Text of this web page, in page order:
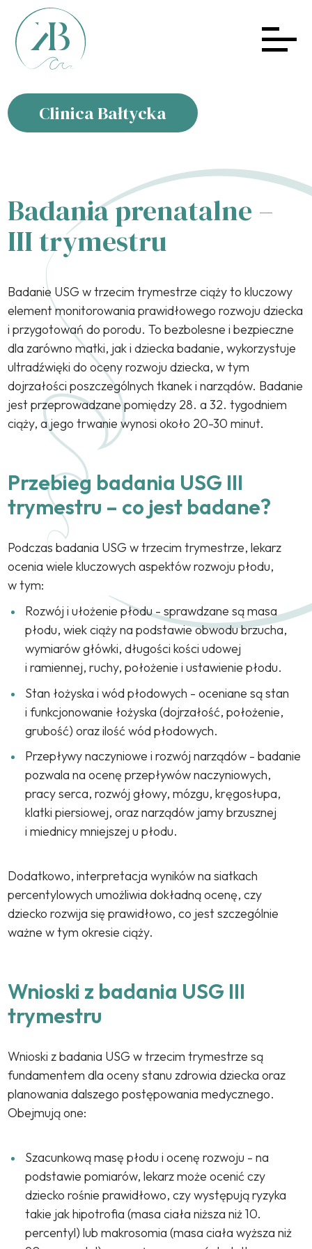
Clinica Bałtycka
Badania prenatalne –
III trymestru
Badanie USG w trzecim trymestrze ciąży to kluczowy
element monitorowania prawidłowego rozwoju dziecka
i przygotowań do porodu. To bezbolesne i bezpieczne
dla zarówno matki, jak i dziecka badanie, wykorzystuje
ultradźwięki do oceny rozwoju dziecka, w tym
dojrzałości poszczególnych tkanek i narządów. Badanie
jest przeprowadzane pomiędzy 28. a 32. tygodniem
ciąży, a jego trwanie wynosi około 20-30 minut.
Przebieg badania USG III
trymestru – co jest badane?
Podczas badania USG w trzecim trymestrze, lekarz
ocenia wiele kluczowych aspektów rozwoju płodu,
w tym:
Rozwój i ułożenie płodu - sprawdzane są masa
płodu, wiek ciąży na podstawie obwodu brzucha,
wymiarów główki, długości kości udowej
i ramiennej, ruchy, położenie i ustawienie płodu.
Stan łożyska i wód płodowych - oceniane są stan
i funkcjonowanie łożyska (dojrzałość, położenie,
grubość) oraz ilość wód płodowych.
Przepływy naczyniowe i rozwój narządów - badanie
pozwala na ocenę przepływów naczyniowych,
pracy serca, rozwój głowy, mózgu, kręgosłupa,
klatki piersiowej, oraz narządów jamy brzusznej
i miednicy mniejszej u płodu.
Dodatkowo, interpretacja wyników na siatkach
percentylowych umożliwia dokładną ocenę, czy
dziecko rozwija się prawidłowo, co jest szczególnie
ważne w tym okresie ciąży.
Wnioski z badania USG III
trymestru
Wnioski z badania USG w trzecim trymestrze są
fundamentem dla oceny stanu zdrowia dziecka oraz
planowania dalszego postępowania medycznego.
Obejmują one:
Szacunkową masę płodu i ocenę rozwoju - na
podstawie pomiarów, lekarz może ocenić czy
dziecko rośnie prawidłowo, czy występują ryzyka
takie jak hipotrofia (masa ciała niższa niż 10.
percentyl) lub makrosomia (masa ciała wyższa niż